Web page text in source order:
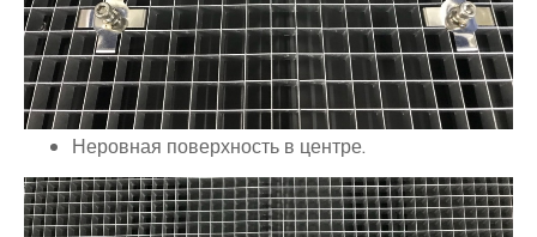
Неровная поверхность в центре.